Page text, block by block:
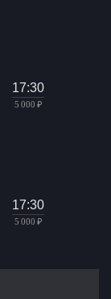
17:30
5 000 ₽
17:30
5 000 ₽